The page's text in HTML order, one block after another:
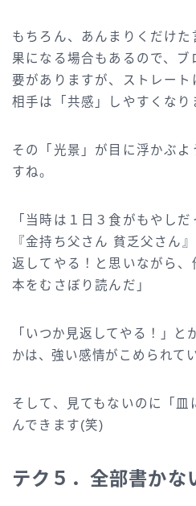
もちろん、あんまりくだけ
果になる場合もあるので、
要がありますが、ストレート
相手は「共感」しやすくなり
その「光景」が目に浮かぶ
すね。
「当時は１日３食がもやし
『金持ち父さん 貧乏父さん
返してやる！と思いながら
本をむさぼり読んだ」
「いつか見返してやる！」と
かは、強い感情がこめられて
そして、見てもないのに「
んできます(笑)
テク５．全部書かな